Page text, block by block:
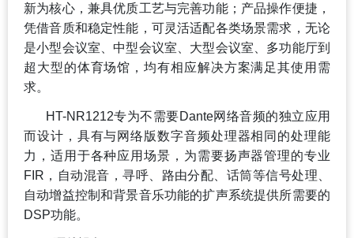
新为核心，兼具优质工艺与完善功能；产品操作便捷，
凭借音质和稳定性能，可灵活适配各类场景需求，无论
是小型会议室、中型会议室、大型会议室、多功能厅到
超大型的体育场馆，均有相应解决方案满足其使用需
求。
HT-NR1212专为不需要Dante网络音频的独立应用
而设计，具有与网络版数字音频处理器相同的处理能
力，适用于各种应用场景，为需要扬声器管理的专业
FIR，自动混音，寻呼、路由分配、话筒等信号处理、
自动增益控制和背景音乐功能的扩声系统提供所需要的
DSP功能。